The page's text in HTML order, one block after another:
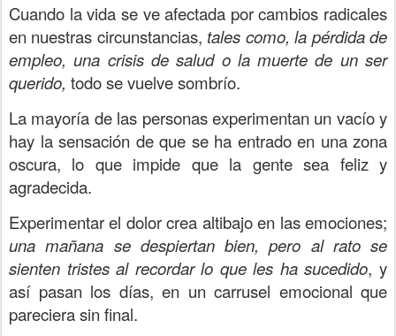
Cuando la vida se ve afectada por cambios radicales
en nuestras circunstancias, tales como, la pérdida de
empleo, una crisis de salud o la muerte de un ser
querido, todo se vuelve sombrío.
La mayoría de las personas experimentan un vacío y
hay la sensación de que se ha entrado en una zona
oscura, lo que impide que la gente sea feliz y
agradecida.
Experimentar el dolor crea altibajo en las emociones;
una mañana se despiertan bien, pero al rato se
sienten tristes al recordar lo que les ha sucedido, y
así pasan los días, en un carrusel emocional que
pareciera sin final.